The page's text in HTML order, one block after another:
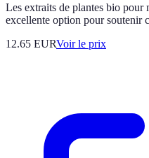
Les extraits de plantes bio pour
excellente option pour soutenir
12.65 EURVoir le prix